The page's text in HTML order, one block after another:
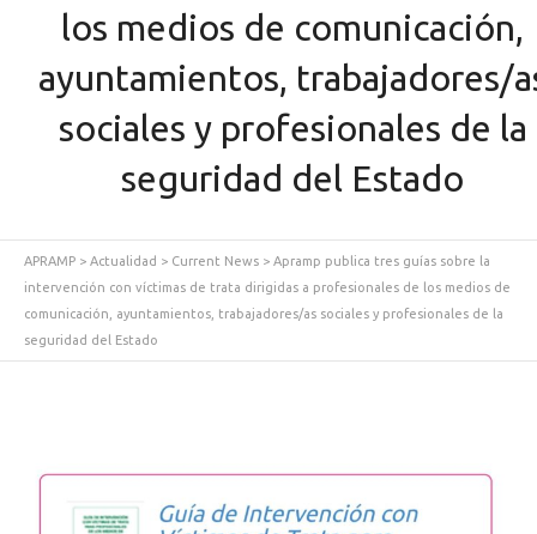
los medios de comunicación,
ayuntamientos, trabajadores/
sociales y profesionales de la
seguridad del Estado
APRAMP > Actualidad > Current News > Apramp publica tres guías sobre la
intervención con víctimas de trata dirigidas a profesionales de los medios de
comunicación, ayuntamientos, trabajadores/as sociales y profesionales de la
seguridad del Estado